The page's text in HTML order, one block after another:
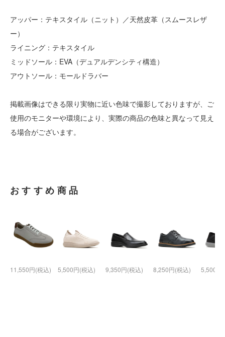
アッパー：テキスタイル（ニット）／天然皮革（スムースレザ
ー）
ライニング：テキスタイル
ミッドソール：EVA（デュアルデンシティ構造）
アウトソール：モールドラバー
掲載画像はできる限り実物に近い色味で撮影しておりますが、ご
使用のモニターや環境により、実際の商品の色味と異なって見え
る場合がございます。
おすすめ商品
11,550円(税込) 5,500円(税込) 9,350円(税込) 8,250円(税込) 5,500円